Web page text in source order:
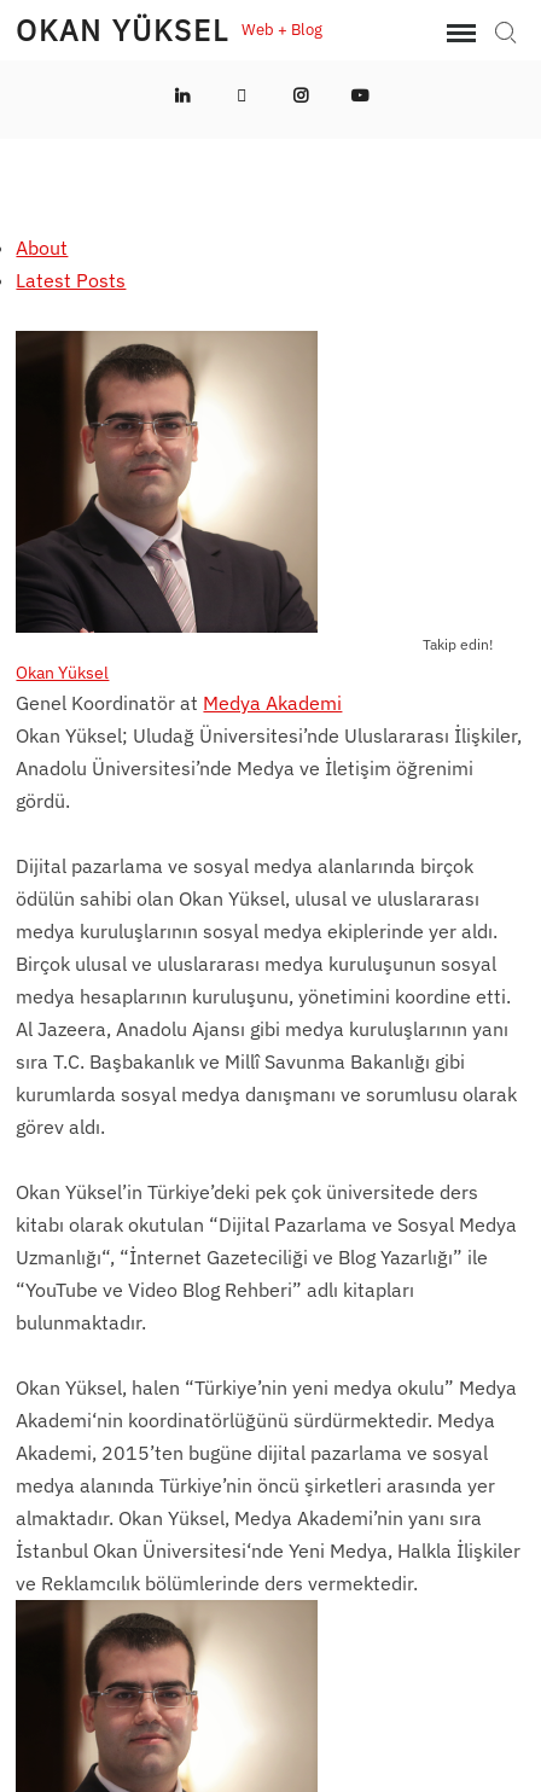
SkipOKAN YÜKSEL Web + Blog
LinkedInTwitterInstagramYouTube
About
Latest Posts
Takip edin!
Okan Yüksel
Genel Koordinatör at Medya Akademi
Okan Yüksel; Uludağ Üniversitesi’nde Uluslararası İlişkiler,
Anadolu Üniversitesi’nde Medya ve İletişim öğrenimi
gördü.
Dijital pazarlama ve sosyal medya alanlarında birçok
ödülün sahibi olan Okan Yüksel, ulusal ve uluslararası
medya kuruluşlarının sosyal medya ekiplerinde yer aldı.
Birçok ulusal ve uluslararası medya kuruluşunun sosyal
medya hesaplarının kuruluşunu, yönetimini koordine etti.
Al Jazeera, Anadolu Ajansı gibi medya kuruluşlarının yanı
sıra T.C. Başbakanlık ve Millî Savunma Bakanlığı gibi
kurumlarda sosyal medya danışmanı ve sorumlusu olarak
görev aldı.
Okan Yüksel’in Türkiye’deki pek çok üniversitede ders
kitabı olarak okutulan “Dijital Pazarlama ve Sosyal Medya
Uzmanlığı“, “İnternet Gazeteciliği ve Blog Yazarlığı” ile
“YouTube ve Video Blog Rehberi” adlı kitapları
bulunmaktadır.
Okan Yüksel, halen “Türkiye’nin yeni medya okulu” Medya
Akademi‘nin koordinatörlüğünü sürdürmektedir. Medya
Akademi, 2015’ten bugüne dijital pazarlama ve sosyal
medya alanında Türkiye’nin öncü şirketleri arasında yer
almaktadır. Okan Yüksel, Medya Akademi’nin yanı sıra
İstanbul Okan Üniversitesi‘nde Yeni Medya, Halkla İlişkiler
ve Reklamcılık bölümlerinde ders vermektedir.